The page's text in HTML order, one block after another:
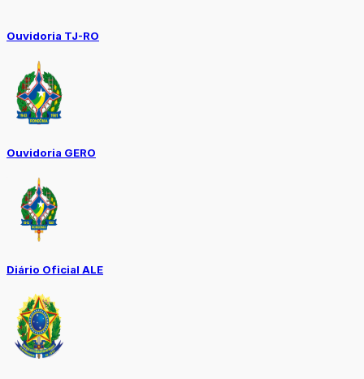
Ouvidoria TJ-RO
Ouvidoria GERO
Diário Oficial ALE